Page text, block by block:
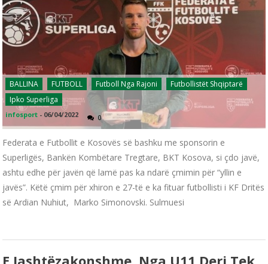
BALLINA FUTBOLL Futboll Nga Rajoni
Futbollistët Shqiptarë
Ipko Superliga
infosport - 06/04/2022 0
Federata e Futbollit e Kosovës së bashku me sponsorin e
Superligës, Bankën Kombëtare Tregtare, BKT Kosova, si çdo javë,
ashtu edhe për javën që lamë pas ka ndarë çmimin për “yllin e
javës”. Këtë çmim për xhiron e 27-të e ka fituar futbollisti i KF Dritës
së Ardian Nuhiut, Marko Simonovski. Sulmuesi
E Jashtëzakonshme, Nga U11 Deri Tek